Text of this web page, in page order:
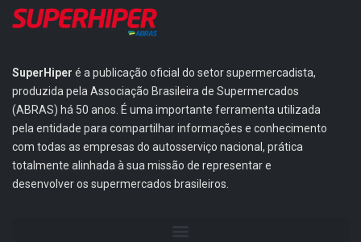
SuperHiper é a publicação oficial do setor supermercadista,
produzida pela Associação Brasileira de Supermercados
(ABRAS) há 50 anos. É uma importante ferramenta utilizada
pela entidade para compartilhar informações e conhecimento
com todas as empresas do autosserviço nacional, prática
totalmente alinhada à sua missão de representar e
desenvolver os supermercados brasileiros.